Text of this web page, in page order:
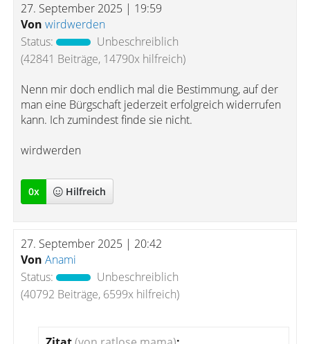
27. September 2025 | 19:59
Von wirdwerden
Status:
Unbeschreiblich
(42841 Beiträge, 14790x hilfreich)
Nenn mir doch endlich mal die Bestimmung, auf der
man eine Bürgschaft jederzeit erfolgreich widerrufen
kann. Ich zumindest finde sie nicht.
wirdwerden
0x Hilfreich
27. September 2025 | 20:42
Von Anami
Status:
Unbeschreiblich
(40792 Beiträge, 6599x hilfreich)